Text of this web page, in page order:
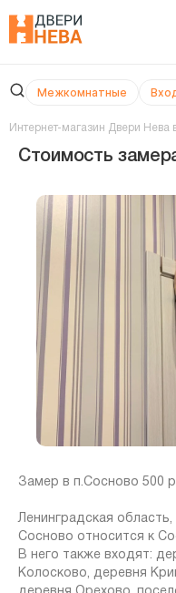
Межкомнатные
Интернет-магазин Двери Нева
Стоимость
Замер в п.Сосново 500
Ленинградская
Сосново относится к
В него также входят:
Колосково, деревня